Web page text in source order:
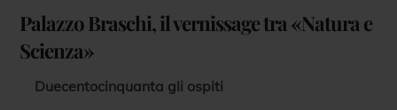
Palazzo Braschi, il vernissage tra «Natura e
Scienza»
Duecentocinquanta gli ospiti